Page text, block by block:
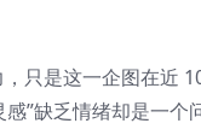
只是这一企图在近
”缺乏情绪却是一个